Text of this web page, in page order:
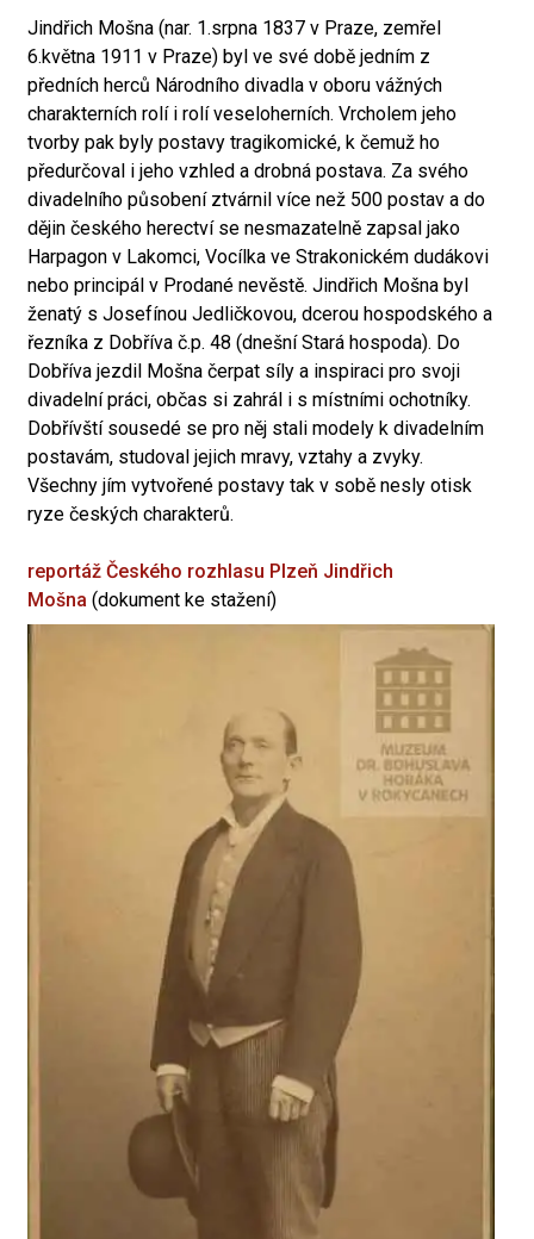
Jindřich Mošna (nar. 1.srpna 1837 v Praze, zemřel
6.května 1911 v Praze) byl ve své době jedním z
předních herců Národního divadla v oboru vážných
charakterních rolí i rolí veseloherních. Vrcholem jeho
tvorby pak byly postavy tragikomické, k čemuž ho
předurčoval i jeho vzhled a drobná postava. Za svého
divadelního působení ztvárnil více než 500 postav a do
dějin českého herectví se nesmazatelně zapsal jako
Harpagon v Lakomci, Vocílka ve Strakonickém dudákovi
nebo principál v Prodané nevěstě. Jindřich Mošna byl
ženatý s Josefínou Jedličkovou, dcerou hospodského a
řezníka z Dobříva č.p. 48 (dnešní Stará hospoda). Do
Dobříva jezdil Mošna čerpat síly a inspiraci pro svoji
divadelní práci, občas si zahrál i s místními ochotníky.
Dobřívští sousedé se pro něj stali modely k divadelním
postavám, studoval jejich mravy, vztahy a zvyky.
Všechny jím vytvořené postavy tak v sobě nesly otisk
ryze českých charakterů.
reportáž Českého rozhlasu Plzeň Jindřich
Mošna (dokument ke stažení)